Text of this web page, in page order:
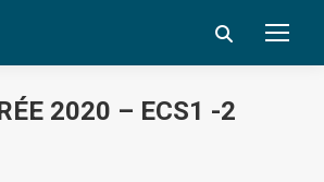
Search:
2020 – ECS1 -2